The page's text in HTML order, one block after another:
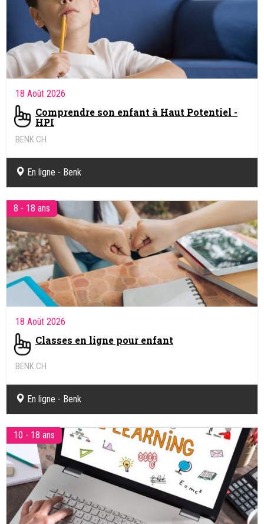
18 Août 2026
Comprendre son enfant à Haut Potentiel -
HPI
BENK.CH
En ligne - Benk
8 - 18 ans
18 Août 2026
Classes en ligne pour enfant
BENK.CH
En ligne - Benk
10 - 18 ans